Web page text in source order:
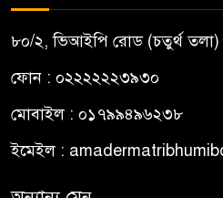
৮০/২, ভিআইপি রোড (চতুর্থ তলা)
ফোন : ০২২২২২২৩৯৩০
মোবাইল : ০১৭৯৯৪৯৬২৩৮
ইমেইল :